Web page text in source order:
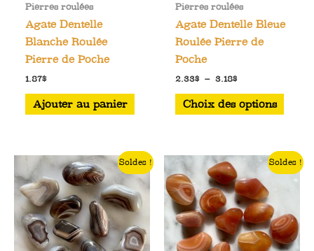
Pierres roulées
Agate Dentelle
Blanche Roulée
Pierre de Poche
1.87$
Ajouter au panier
Pierres roulées
Agate Dentelle Bleue
Roulée Pierre de
Poche
2.33$ – 3.18$Plage
prix :
2.33$
Choix des options
Ce
Les
être
Soldes ! Soldes !